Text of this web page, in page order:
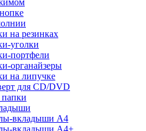
на резинках
уголки
портфели
органайзеры
на липучке
для CD/DVD
вкладыши А4